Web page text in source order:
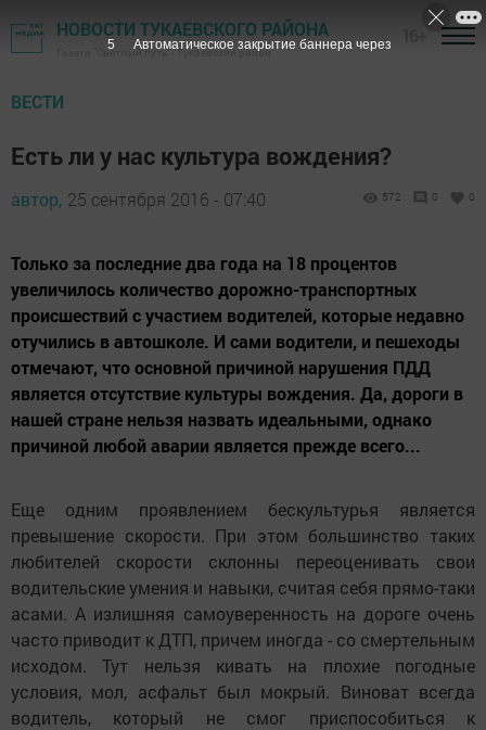
НОВОСТИ ТУКАЕВСКОГО РАЙОНА
Газета "Светлый путь" - Тукаевский район
ВЕСТИ
Есть ли у нас культура вождения?
автор, 25 сентября 2016 - 07:40 572 0 0
Только за последние два года на 18 процентов
увеличилось количество дорожно-транспортных
происшествий с участием водителей, которые недавно
отучились в автошколе. И сами водители, и пешеходы
отмечают, что основной причиной нарушения ПДД
является отсутствие культуры вождения. Да, дороги в
нашей стране нельзя назвать идеальными, однако
причиной любой аварии является прежде всего...
Еще одним проявлением бескультурья является
превышение скорости. При этом большинство таких
любителей скорости склонны переоценивать свои
водительские умения и навыки, считая себя прямо-таки
асами. А излишняя самоуверенность на дороге очень
часто приводит к ДТП, причем иногда - со смертельным
исходом. Тут нельзя кивать на плохие погодные
условия, мол, асфальт был мокрый. Виноват всегда
водитель, который не смог приспособиться к
4 Автоматическое закрытие баннера через